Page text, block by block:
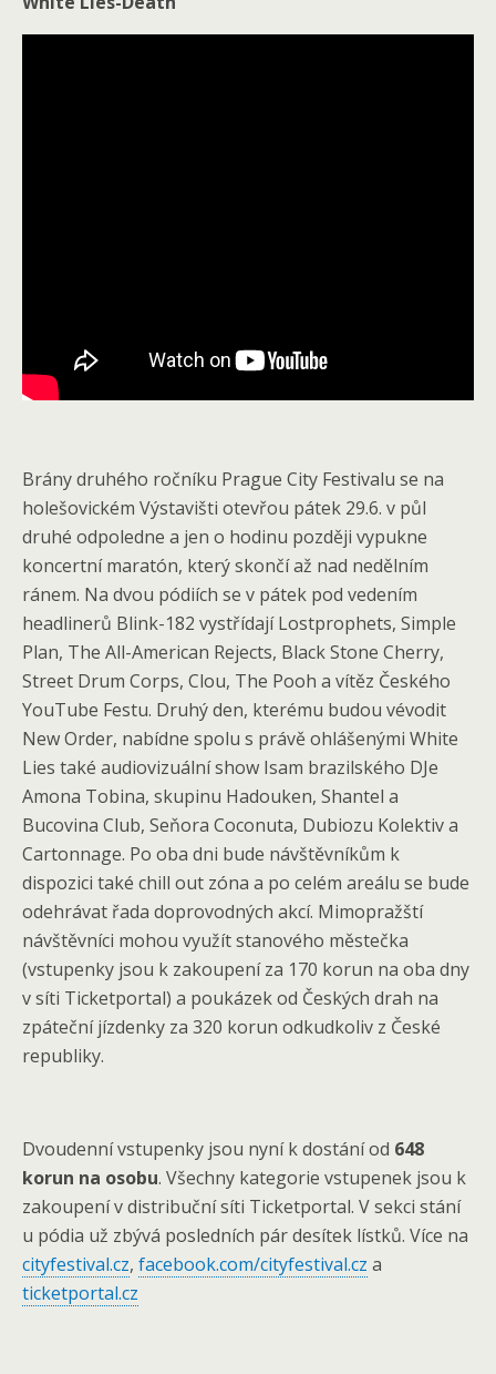
Brány druhého ročníku Prague City Festivalu se na
holešovickém Výstavišti otevřou pátek 29.6. v půl
druhé odpoledne a jen o hodinu později vypukne
koncertní maratón, který skončí až nad nedělním
ránem. Na dvou pódiích se v pátek pod vedením
headlinerů Blink-182 vystřídají Lostprophets, Simple
Plan, The All-American Rejects, Black Stone Cherry,
Street Drum Corps, Clou, The Pooh a vítěz Českého
YouTube Festu. Druhý den, kterému budou vévodit
New Order, nabídne spolu s právě ohlášenými White
Lies také audiovizuální show Isam brazilského DJe
Amona Tobina, skupinu Hadouken, Shantel a
Bucovina Club, Seňora Coconuta, Dubiozu Kolektiv a
Cartonnage. Po oba dni bude návštěvníkům k
dispozici také chill out zóna a po celém areálu se bude
odehrávat řada doprovodných akcí. Mimopražští
návštěvníci mohou využít stanového městečka
(vstupenky jsou k zakoupení za 170 korun na oba dny
v síti Ticketportal) a poukázek od Českých drah na
zpáteční jízdenky za 320 korun odkudkoliv z České
republiky.
Dvoudenní vstupenky jsou nyní k dostání od 648
korun na osobu. Všechny kategorie vstupenek jsou k
zakoupení v distribuční síti Ticketportal. V sekci stání
u pódia už zbývá posledních pár desítek lístků. Více na
cityfestival.cz, facebook.com/cityfestival.cz a
ticketportal.cz